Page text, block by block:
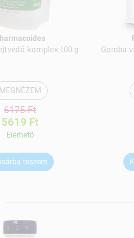
komplex 100 g
MEGNÉZEM
6175 Ft
5619 Ft
Elérhetõ
teszem
Gomba